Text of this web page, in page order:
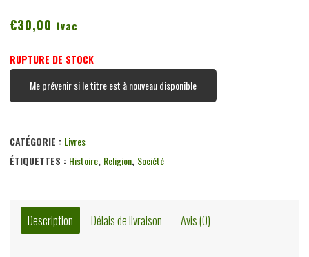
€30,00 tvac
RUPTURE DE STOCK
Me prévenir si le titre est à nouveau disponible
CATÉGORIE : Livres
ÉTIQUETTES : Histoire, Religion, Société
Description Délais de livraison Avis (0)